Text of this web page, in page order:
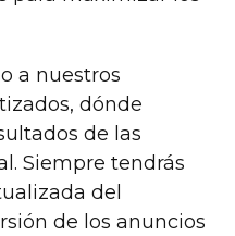
a nuestros
dónde
de las
Siempre tendrás
del
de los anuncios